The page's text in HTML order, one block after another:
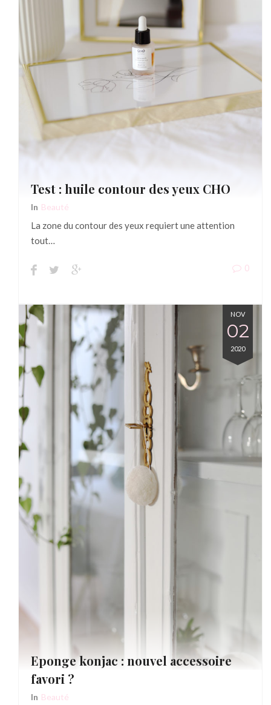
Test : huile contour des yeux CHO
In Beauté
La zone du contour des yeux requiert une attention
tout…
0
NOV
02
2020
Eponge konjac : nouvel accessoire
favori ?
In Beauté